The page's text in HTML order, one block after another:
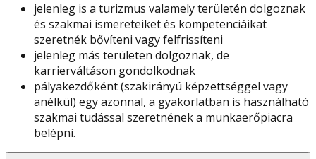
jelenleg is a turizmus valamely területén dolgoznak
és szakmai ismereteiket és kompetenciáikat
szeretnék bővíteni vagy felfrissíteni
jelenleg más területen dolgoznak, de
karrierváltáson gondolkodnak
pályakezdőként (szakirányú képzettséggel vagy
anélkül) egy azonnal, a gyakorlatban is használható
szakmai tudással szeretnének a munkaerőpiacra
belépni.